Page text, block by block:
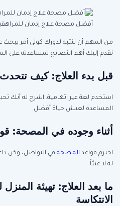
أفضل مصحة علاج إدمان
من المهم أن تنتبه لدورك كولي أمر يبحث
نقدم إليك أهم النصائح لمساعدته على
قبل بدء العلاج: كيف
استخدم لغة غير اتهامية. اشرح له أنك
المساعدة لعيش حياة أفضل.
أثناء وجوده في المصحة:
احترم قواعد المصحةفي التواصل، وكن
له لا عبئاً.
ما بعد العلاج: تهيئة
الانتكاسة